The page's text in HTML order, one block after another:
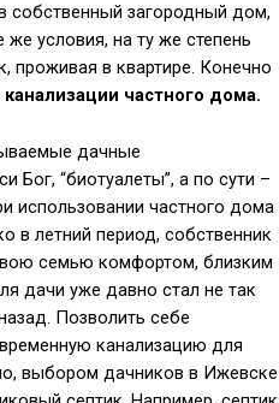
собственный загородный дом,
же условия, на ту же степень
проживая в квартире. Конечно
частного дома.
дачные
Бог, “биотуалеты”, а по сути –
использовании частного дома
в летний период, собственник
семью комфортом, близким
дачи уже давно стал не так
Позволить себе
канализацию для
выбором дачников в Ижевске